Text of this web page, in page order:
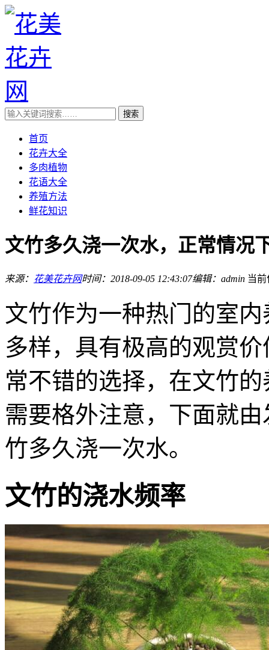
首页
花卉大全
多肉植物
花语大全
养殖方法
鲜花知识
文竹多久浇一次水，正常情况
来源： 花美花卉网时间：2018-09-05 12:43:07编辑：admin 当
文竹作为一种热门的室
多样，具有极高的观赏
常不错的选择，在文竹
需要格外注意，下面就
竹多久浇一次水。
文竹的浇水频率